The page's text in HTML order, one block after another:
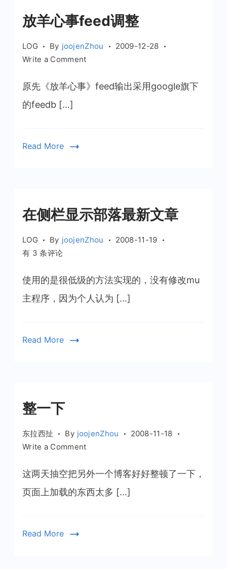
放羊心事feed调整
LOG By joojenZhou
2009-12-28
Write a Commenton
羊
原先《放羊心事》feed输出采用google旗下
的feedb […]
Read More
在侧栏显示部落最新文章
LOG By joojenZhou
2008-11-19
在
栏
显
示
最
有 3 条评论
使用的是很低级的方法实现的，没有修改mu
主程序，因为个人认为 […]
Read More
整一下
东拉西扯 By joojenZhou
2008-11-18
Write a Commenton
一
下
这两天抽空把另外一个博客好好整顿了一下，
页面上加载的东西太多 […]
Read More